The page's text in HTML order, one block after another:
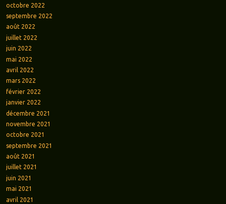
octobre 2022
septembre 2022
août 2022
juillet 2022
juin 2022
mai 2022
avril 2022
mars 2022
février 2022
janvier 2022
décembre 2021
novembre 2021
octobre 2021
septembre 2021
août 2021
juillet 2021
juin 2021
mai 2021
avril 2021